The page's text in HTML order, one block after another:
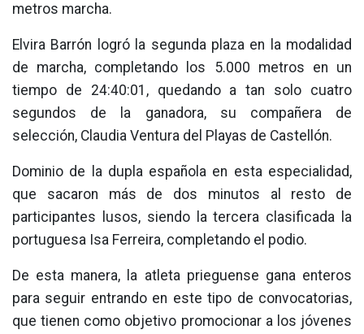
metros marcha.
Elvira Barrón logró la segunda plaza en la modalidad
de marcha, completando los 5.000 metros en un
tiempo de 24:40:01, quedando a tan solo cuatro
segundos de la ganadora, su compañera de
selección, Claudia Ventura del Playas de Castellón.
Dominio de la dupla española en esta especialidad,
que sacaron más de dos minutos al resto de
participantes lusos, siendo la tercera clasificada la
portuguesa Isa Ferreira, completando el podio.
De esta manera, la atleta prieguense gana enteros
para seguir entrando en este tipo de convocatorias,
que tienen como objetivo promocionar a los jóvenes